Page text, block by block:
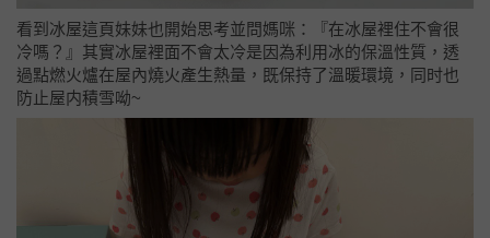
看到冰屋這頁妹妹也開始思考並問媽咪：『在冰屋裡住不會很
冷嗎？』其實冰屋裡面不會太冷是因為利用冰的保溫性質，透
過點燃火爐在屋內燒火產生熱量，既保持了溫暖環境，同时也
防止屋内積雪呦~